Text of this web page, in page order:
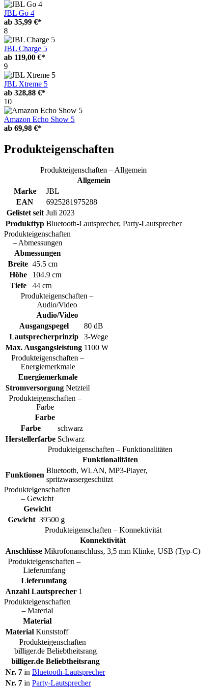
JBL Go 4
ab 35,99 €*
8
JBL Charge 5
ab 119,00 €*
9
JBL Xtreme 5
ab 328,88 €*
10
Amazon Echo Show 5
ab 69,98 €*
Produkteigenschaften
Produkteigenschaften – Allgemein
Allgemein
Marke
JBL
EAN
6925281975288
Gelistet seit Juli 2023
Produkttyp Bluetooth-Lautsprecher, Party-Lautsprecher
Produkteigenschaften
– Abmessungen
Abmessungen
Breite 45.5 cm
Höhe
104.9 cm
Tiefe
44 cm
Produkteigenschaften –
Audio/Video
Audio/Video
Ausgangspegel
80 dB
Lautsprecherprinzip
3-Wege
Max. Ausgangsleistung 1100 W
Produkteigenschaften –
Energiemerkmale
Energiemerkmale
Stromversorgung Netzteil
Produkteigenschaften –
Farbe
Farbe
Farbe
schwarz
Herstellerfarbe Schwarz
Produkteigenschaften – Funktionalitäten
Funktionalitäten
Funktionen
Bluetooth, WLAN, MP3-Player,
spritzwassergeschützt
Produkteigenschaften
– Gewicht
Gewicht
Gewicht 39500 g
Produkteigenschaften – Konnektivität
Konnektivität
Anschlüsse Mikrofonanschluss, 3,5 mm Klinke, USB (Typ-C)
Produkteigenschaften –
Lieferumfang
Lieferumfang
Anzahl Lautsprecher 1
Produkteigenschaften
– Material
Material
Material Kunststoff
Produkteigenschaften –
billiger.de Beliebtheitsrang
billiger.de Beliebtheitsrang
Nr. 7 in Bluetooth-Lautsprecher
Nr. 7 in Party-Lautsprecher